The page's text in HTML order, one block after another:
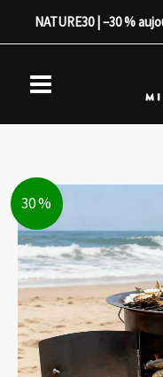
NATURE30 | –30 %
30 %